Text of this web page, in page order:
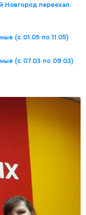
Новгород переехал:
(с 01.05 по 11.05)
(с 07.03 по 09.03)